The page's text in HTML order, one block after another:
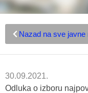
Nazad na sve javne
30.09.2021.
Odluka o izboru